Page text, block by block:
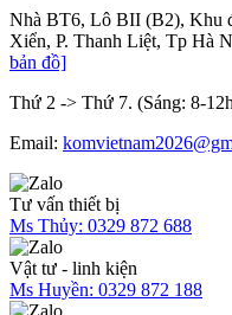
Nhà BT6, Lô BII (B2), Khu
Xiển, P. Thanh Liệt, Tp Hà
bản đồ]
Thứ 2 -> Thứ 7. (Sáng: 8-
Email:
Tư vấn thiết bị
Ms Thủy: 0329 872 688
Vật tư - linh kiện
Ms Huyền: 0329 872 188